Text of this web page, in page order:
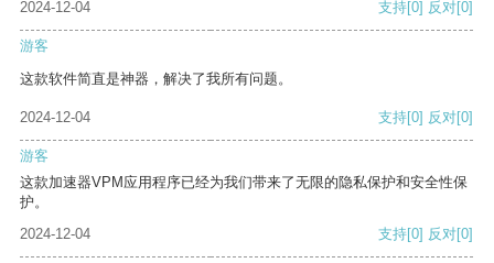
2024-12-04 支持[0] 反对[0]
游客
这款软件简直是神器，解决了我所有问题。
2024-12-04 支持[0] 反对[0]
游客
这款加速器VPM应用程序已经为我们带来了无限的隐私保护和安全性保
护。
2024-12-04
支持[0] 反对[0]